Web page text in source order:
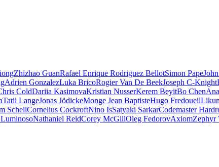
Zhizhao GuanRafael Enrique Rodriguez BellotSimon Pape
Adrien GonzalezLuka BricoRogier Van De BeekJoseph C-Knight
ColdDariia KasimovaKristian NusserKerem BeyitBo Chen
Tatii LangeJonas JödickeMonge Jean BaptisteHugo Fredoueil
SchellCornelius CockroftNino IsSatyaki SarkarCodemaster
Nathaniel ReidCorey McGillOleg FedorovAxiomZephyr